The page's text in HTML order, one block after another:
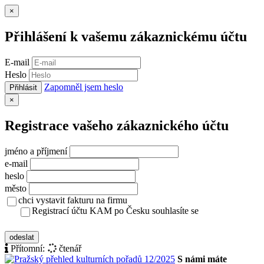
×
Přihlášení k vašemu zákaznickému účtu
E-mail
Heslo
Přihlásit Zapomněl jsem heslo
×
Registrace vašeho zákaznického účtu
jméno a příjmení
e-mail
heslo
město
chci vystavit fakturu na firmu
Registrací účtu KAM po Česku souhlasíte se
odeslat
Přítomní:
čtenář
S námi máte